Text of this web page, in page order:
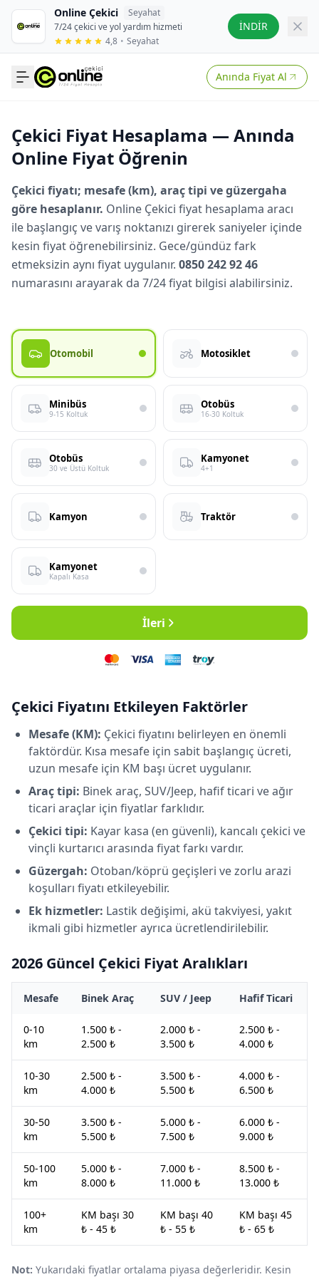
Online Çekici
Seyahat
7/24 çekici ve yol yardım hizmeti
4,8 • Seyahat
İNDİR
Anında Fiyat Al
Çekici Fiyat Hesaplama — Anında
Online Fiyat Öğrenin
Çekici fiyatı; mesafe (km), araç tipi ve güzergaha
göre hesaplanır. Online Çekici fiyat hesaplama aracı
ile başlangıç ve varış noktanızı girerek saniyeler içinde
kesin fiyat öğrenebilirsiniz. Gece/gündüz fark
etmeksizin aynı fiyat uygulanır. 0850 242 92 46
numarasını arayarak da 7/24 fiyat bilgisi alabilirsiniz.
Otomobil Motosiklet
Minibüs
9-15 Koltuk
Otobüs
16-30 Koltuk
Otobüs
30 ve Üstü Koltuk
Kamyonet
4+1
Kamyon Traktör
Kamyonet
Kapalı Kasa
İleri
Çekici Fiyatını Etkileyen Faktörler
Mesafe (KM): Çekici fiyatını belirleyen en önemli
faktördür. Kısa mesafe için sabit başlangıç ücreti,
uzun mesafe için KM başı ücret uygulanır.
Araç tipi: Binek araç, SUV/Jeep, hafif ticari ve ağır
ticari araçlar için fiyatlar farklıdır.
Çekici tipi: Kayar kasa (en güvenli), kancalı çekici ve
vinçli kurtarıcı arasında fiyat farkı vardır.
Güzergah: Otoban/köprü geçişleri ve zorlu arazi
koşulları fiyatı etkileyebilir.
Ek hizmetler: Lastik değişimi, akü takviyesi, yakıt
ikmali gibi hizmetler ayrıca ücretlendirilebilir.
2026 Güncel Çekici Fiyat Aralıkları
Mesafe Binek Araç SUV / Jeep Hafif Ticari
0-10
km
1.500 ₺ -
2.500 ₺
2.000 ₺ -
3.500 ₺
2.500 ₺ -
4.000 ₺
10-30
km
2.500 ₺ -
4.000 ₺
3.500 ₺ -
5.500 ₺
4.000 ₺ -
6.500 ₺
30-50
km
3.500 ₺ -
5.500 ₺
5.000 ₺ -
7.500 ₺
6.000 ₺ -
9.000 ₺
50-100
km
5.000 ₺ -
8.000 ₺
7.000 ₺ -
11.000 ₺
8.500 ₺ -
13.000 ₺
100+
km
KM başı 30
₺ - 45 ₺
KM başı 40
₺ - 55 ₺
KM başı 45
₺ - 65 ₺
Not: Yukarıdaki fiyatlar ortalama piyasa değerleridir. Kesin